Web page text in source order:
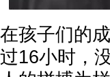
在孩子们的
过16小时，